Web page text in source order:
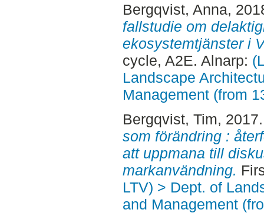
Bergqvist, Anna,
fallstudie om
ekosystemtjänster i
cycle, A2E. Alnarp:
Landscape
Management (from
Bergqvist, Tim,
som förändring :
att uppmana till
markanvändning.
LTV) > Dept. of
and Management